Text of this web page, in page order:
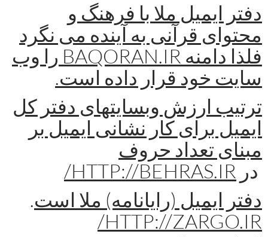
دفتر ایمیل ملا با فرهنگ و
محتوای قرآنی به آینده می نگرد
فلذا دامنه BAQORAN.IR را وب
سایت خود قرار داده است.
ترتیب ارزش وبسایتهای دفتر کل
ایمیل برای کار نشانی ایمیل بر
مبنای تعداد حروف
در HTTP://BEHRAS.IR/
دفتر ایمیل (رایانامه) ملا است.
HTTP://ZARGO.IR/